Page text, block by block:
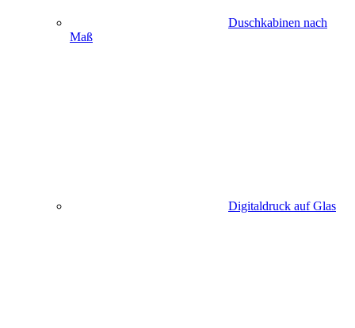
Duschkabinen nach
Maß
Digitaldruck auf Glas